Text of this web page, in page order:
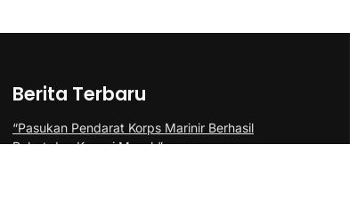
Berita Terbaru
“Pasukan Pendarat Korps Marinir Berhasil
Rebut dan Kuasai Musuh”